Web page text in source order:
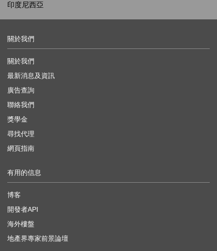
印度尼西亞
關於我們
關於我們
最新消息及資訊
廣告查詢
聯絡我們
獎學金
尋找代理
網頁指南
有用的信息
博客
開發者API
海外樓盤
地產界專家前景論壇